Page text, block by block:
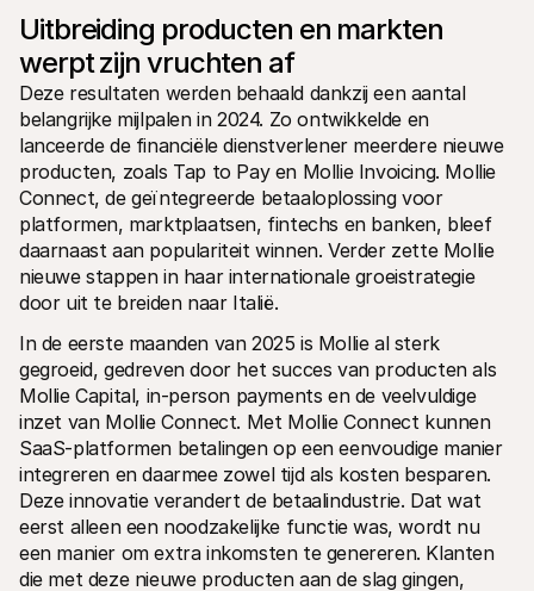
Discord community
Word lid van onze developer community
Over Mollie
Prijzen
Bekijk onze tarieven
Over ons
Maak kennis met ons verhaal en
onze waarden
Nieuws
Het laatste nieuws over Mollie
Vacatures
Kom werken bij Mollie. Ontdek de
vacatures!
Contact
Voor consumenten
Waarom zie je Mollie op je bankafschrift?
Voor Mollie-klanten
Neem contact op met Customer Support
Contact met sales
Ontdek hoe we jouw bedrijf kunnen helpen
Uitbreiding producten en markten
werpt zijn vruchten af
Deze resultaten werden behaald dankzij een aantal
belangrijke mijlpalen in 2024. Zo ontwikkelde en
lanceerde de financiële dienstverlener meerdere nieuwe
producten, zoals Tap to Pay en Mollie Invoicing. Mollie
Connect, de geïntegreerde betaaloplossing voor
platformen, marktplaatsen, fintechs en banken, bleef
daarnaast aan populariteit winnen. Verder zette Mollie
nieuwe stappen in haar internationale groeistrategie
door uit te breiden naar Italië.
In de eerste maanden van 2025 is Mollie al sterk
gegroeid, gedreven door het succes van producten als
Mollie Capital, in-person payments en de veelvuldige
inzet van Mollie Connect. Met Mollie Connect kunnen
SaaS-platformen betalingen op een eenvoudige manier
integreren en daarmee zowel tijd als kosten besparen.
Deze innovatie verandert de betaalindustrie. Dat wat
eerst alleen een noodzakelijke functie was, wordt nu
een manier om extra inkomsten te genereren. Klanten
die met deze nieuwe producten aan de slag gingen,